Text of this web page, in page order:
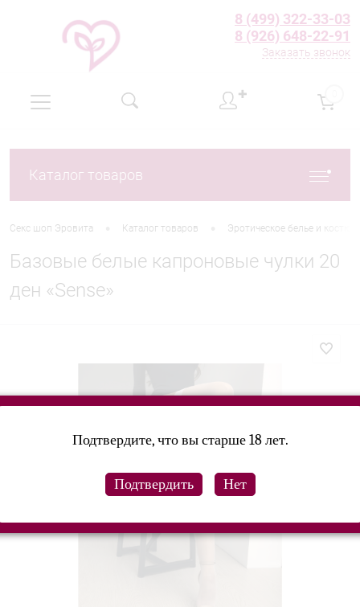
8 (499) 322-33-03
8 (926) 648-22-91
Заказать звонок
✚
Каталог товаров
Секс шоп Эровита Каталог товаров Эротическое белье и
Базовые белые капроновые чулки 20
ден «Sense»
Подтвердите, что вы старше 18 лет.